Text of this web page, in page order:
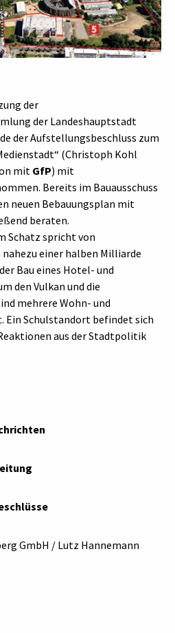
der
der Landeshauptstadt
der Aufstellungsbeschluss zum
(Christoph Kohl
mit GfP) mit
Bereits im Bauausschuss
neuen Bebauungsplan mit
beraten.
Schatz spricht von
einer halben Milliarde
Bau eines Hotel- und
den Vulkan und die
mehrere Wohn- und
Ein Schulstandort befindet sich
aus der Stadtpolitik
GmbH / Lutz Hannemann